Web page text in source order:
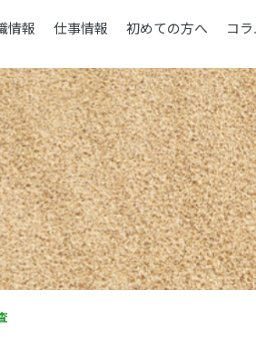
情報 仕事情報 初めての方へ コ